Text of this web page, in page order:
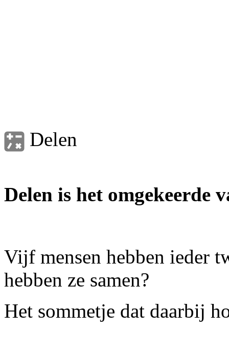
Delen
Delen is het omgekeerde
Vijf mensen hebben ieder
hebben ze samen?
Het sommetje dat daarbij